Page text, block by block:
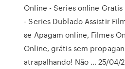
Online - Series online
- Series Dublado Assistir
se Apagam online, Filmes
Online, grátis sem
atrapalhando! Não … 25/04/